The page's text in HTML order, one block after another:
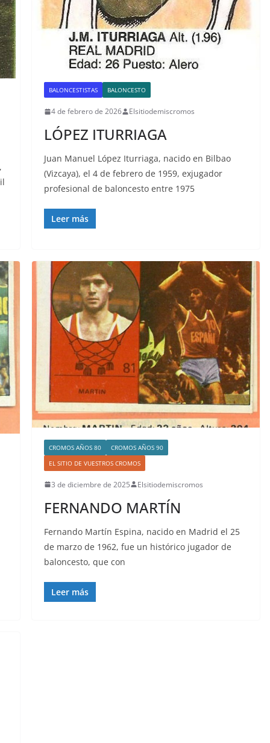
BALONCESTISTAS BALONCESTO
4 de febrero de 2026 Elsitiodemiscromos
LÓPEZ ITURRIAGA
Juan Manuel López Iturriaga, nacido en Bilbao
(Vizcaya), el 4 de febrero de 1959, exjugador
profesional de baloncesto entre 1975
Leer más
CROMOS AÑOS 80
CROMOS AÑOS 90
EL SITIO DE VUESTROS CROMOS
3 de diciembre de 2025 Elsitiodemiscromos
FERNANDO MARTÍN
Fernando Martín Espina, nacido en Madrid el 25
de marzo de 1962, fue un histórico jugador de
baloncesto, que con
Leer más